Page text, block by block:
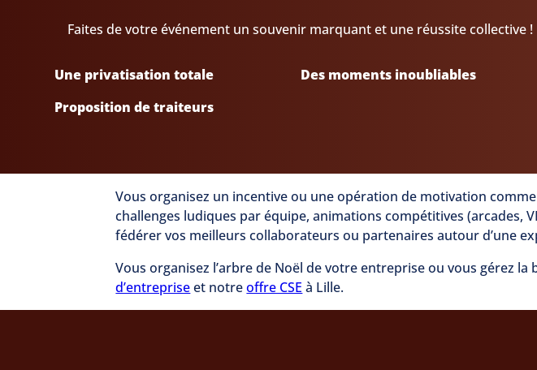
Faites de votre événement un souvenir marquant et une réussite collective !
Une privatisation totale
Proposition de traiteurs
Des moments inoubliables
Vous organisez un incentive ou une opération de motivation
challenges ludiques par équipe, animations compétitives
fédérer vos meilleurs collaborateurs ou partenaires autour d’une
Vous organisez l’arbre de Noël de votre entreprise ou vous gérez
d’entrepriseet notreoffre CSE à Lille.